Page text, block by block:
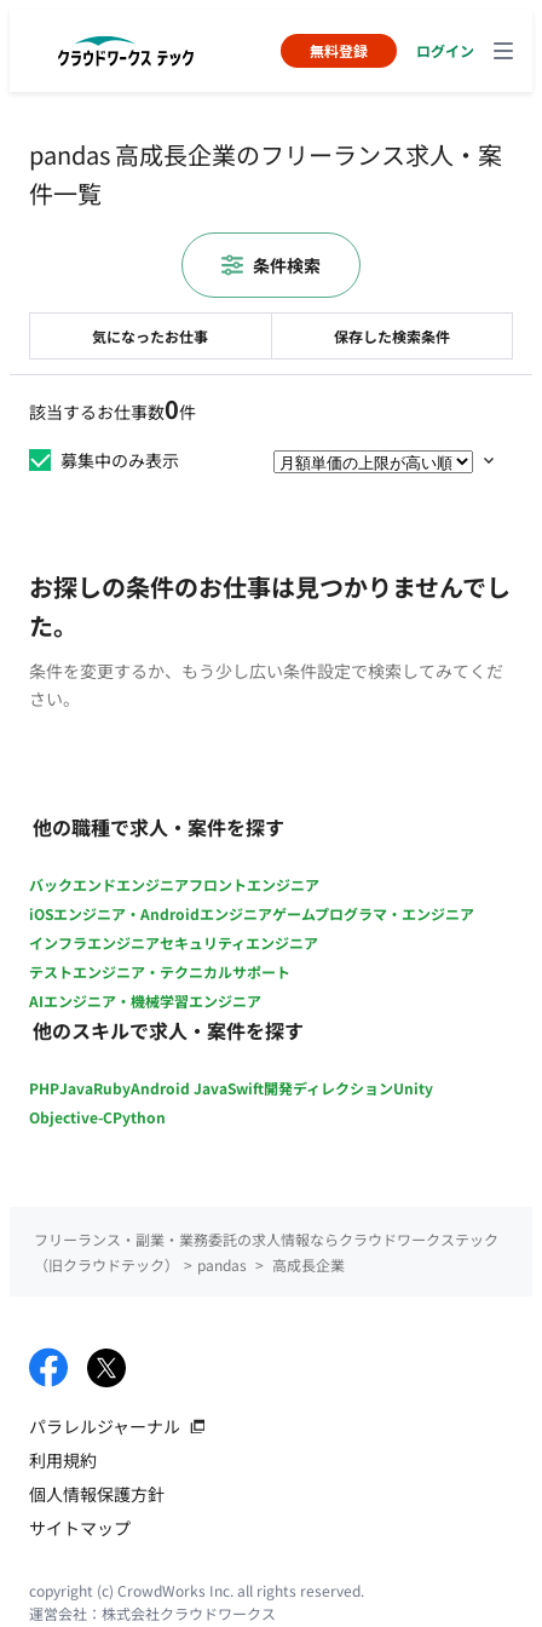
無料登録 ログイン
pandas 高成長企業のフリーランス求人・案
件一覧
該当するお仕事数0件
募集中のみ表示
お探しの条件のお仕事は見つかりませんでし
た。
条件を変更するか、もう少し広い条件設定で検索してみてくだ
さい。
他の職種で求人・案件を探す
バックエンドエンジニアフロントエンジニア
iOSエンジニア・Androidエンジニアゲームプログラマ・エンジニア
インフラエンジニアセキュリティエンジニア
テストエンジニア・テクニカルサポート
AIエンジニア・機械学習エンジニア
他のスキルで求人・案件を探す
PHPJavaRubyAndroid JavaSwift開発ディレクションUnity
Objective-CPython
気になったお仕事 保存した検索条件
条件検索
フリーランス・副業・業務委託の求人情報ならクラウドワークステック
（旧クラウドテック）
> pandas > 高成長企業
パラレルジャーナル
利用規約
個人情報保護方針
サイトマップ
copyright (c) CrowdWorks Inc. all rights reserved.
運営会社： 株式会社クラウドワークス